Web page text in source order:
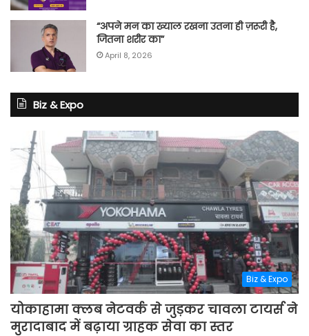
“अपने मन का ख्याल रखना उतना ही ज़रूरी है,
जितना शरीर का”
April 8, 2026
Biz & Expo
Biz & Expo
योकाहामा क्लब नेटवर्क से जुड़कर चावला टायर्स ने
मुरादाबाद में बढ़ाया ग्राहक सेवा का स्तर